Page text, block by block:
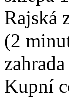
Rajská
(2
Kupní